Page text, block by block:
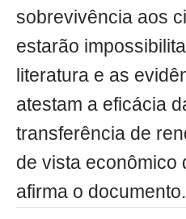
sobrevivência aos
estarão
literatura e as
atestam a eficácia
transferência de
de vista econômico
afirma o documento.